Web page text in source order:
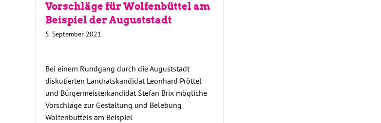
Vorschläge für Wolfenbüttel am
Beispiel der Auguststadt
5. September 2021
Bei einem Rundgang durch die Auguststadt
diskutierten Landratskandidat Leonhard Pröttel
und Bürgermeisterkandidat Stefan Brix mögliche
Vorschläge zur Gestaltung und Belebung
Wolfenbüttels am Beispiel